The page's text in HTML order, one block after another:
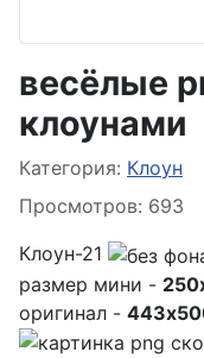
весёлые
клоунами
Информация о
Категория: Клоун
Просмотров: 693
Клоун-21
размер мини -
оригинал -